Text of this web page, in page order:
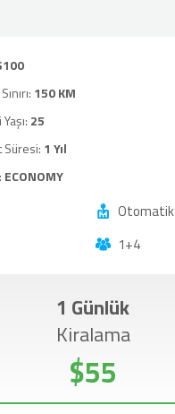
150 KM
25
Süresi: 1 Yıl
ECONOMY
Otomatik
1+4
1 Günlük
Kiralama
$55